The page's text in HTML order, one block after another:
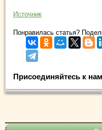
Источник
Понравилась статья?
Присоединяйтесь к